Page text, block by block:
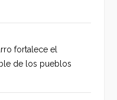
fortalece el
de los pueblos